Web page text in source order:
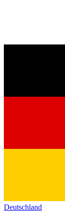
Deutschland